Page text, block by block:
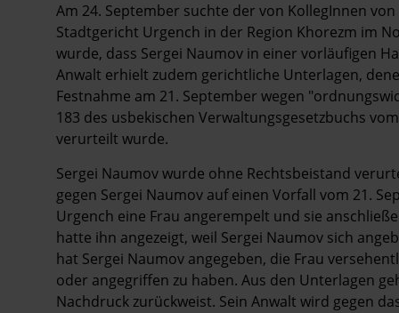
Am 24. September suchte der von KollegInnen
Stadtgericht Urgench in der Region Khorezm im
wurde, dass Sergei Naumov in einer vorläufigen
Anwalt erhielt zudem gerichtliche Unterlagen,
Festnahme am 21. September wegen
183 des usbekischen Verwaltungsgesetzbuchs
verurteilt wurde.
Sergei Naumov wurde ohne Rechtsbeistand
gegen Sergei Naumov auf einen Vorfall vom 21.
Urgench eine Frau angerempelt und sie
hatte ihn angezeigt, weil Sergei Naumov sich
hat Sergei Naumov angegeben, die Frau
oder angegriffen zu haben. Aus den Unterlagen
Nachdruck zurückweist. Sein Anwalt wird gegen